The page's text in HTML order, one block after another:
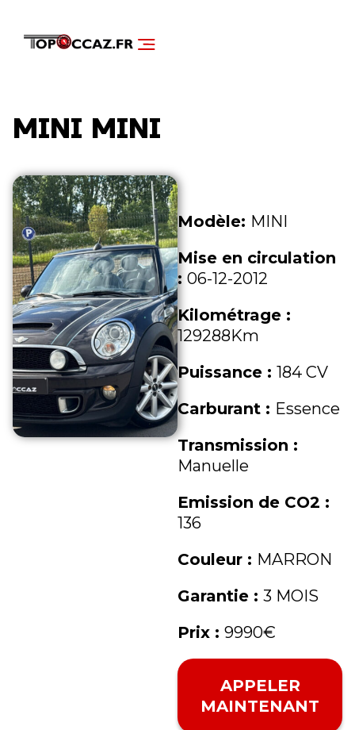
MINI MINI
Modèle: MINI
Mise en circulation
: 06-12-2012
Kilométrage :
129288Km
Puissance : 184 CV
Carburant : Essence
Transmission :
Manuelle
Emission de CO2 :
136
Couleur : MARRON
Garantie : 3 MOIS
Prix : 9990€
APPELER
MAINTENANT